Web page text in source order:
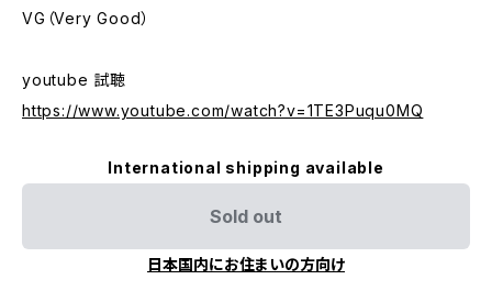
VG（Very Good）
youtube 試聴
https://www.youtube.com/watch?v=1TE3Puqu0MQ
International shipping available
Sold out
日本国内にお住まいの方向け